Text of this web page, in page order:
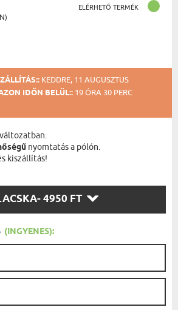
ELÉRHETŐ TERMÉK
KEDDRE, 11 AUGUSZTUS
IDŐN BELÜL:: 19 ÓRA 30 PERC
nyomtatás a pólón.
kiszállítás!
- 4950 FT
(INGYENES):